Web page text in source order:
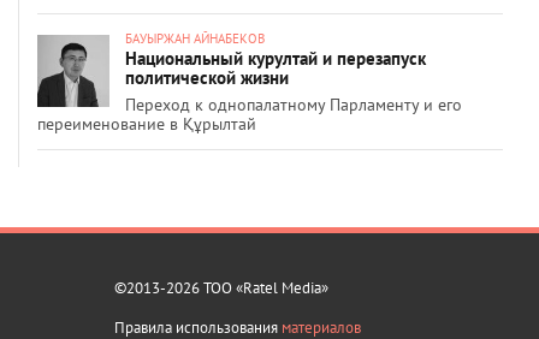
БАУЫРЖАН АЙНАБЕКОВ
Национальный курултай и перезапуск
политической жизни
Переход к однопалатному Парламенту и его
переименование в Құрылтай
©2013-2026 ТОО «Ratel Media»
Правила использования материалов